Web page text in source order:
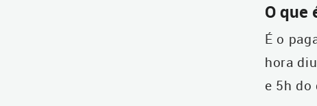
O que
É o
hora
e 5h do